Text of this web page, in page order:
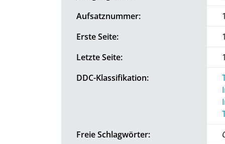
Aufsatznummer:
Erste Seite:
Letzte Seite:
DDC-Klassifikation:
Freie Schlagwörter: